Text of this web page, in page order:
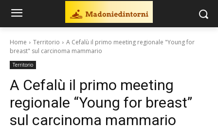
Home Territorio
A Cefalù il primo meeting regionale "Young for
breast" sul carcinoma mammario
Territorio
A Cefalù il primo meeting
regionale “Young for breast”
sul carcinoma mammario